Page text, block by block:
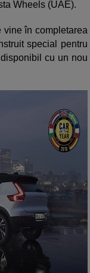
Wheels (UAE).
vine în completarea
special pentru
cu un nou